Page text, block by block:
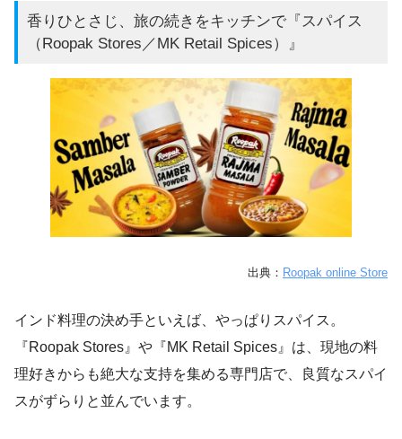
香りひとさじ、旅の続きをキッチンで『スパイス
（Roopak Stores／MK Retail Spices）』
出典： Roopak online Store
インド料理の決め手といえば、やっぱりスパイス。
『Roopak Stores』や『MK Retail Spices』は、現地の料
理好きからも絶大な支持を集める専門店で、良質なスパイ
スがずらりと並んでいます。